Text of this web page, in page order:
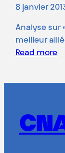
8 janvier
Analyse sur
meilleur allié
Read more